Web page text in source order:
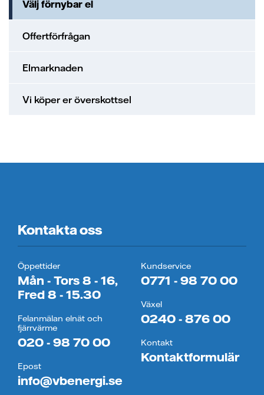
Välj förnybar el
Offertförfrågan
Elmarknaden
Vi köper er överskottsel
Kontakta oss
Öppettider
Mån - Tors 8 - 16,
Fred 8 - 15.30
Felanmälan elnät och
fjärrvärme
020 - 98 70 00
Epost
info@vbenergi.se
Kundservice
0771 - 98 70 00
Växel
0240 - 876 00
Kontakt
Kontaktformulär